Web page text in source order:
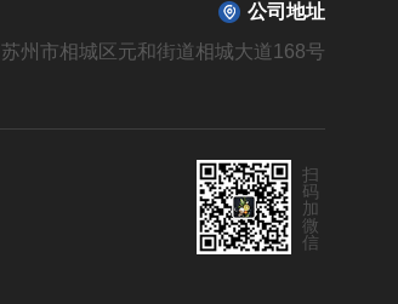
公司地址
苏州市相城区元和街道相城大道168号
扫
码
加
微
信